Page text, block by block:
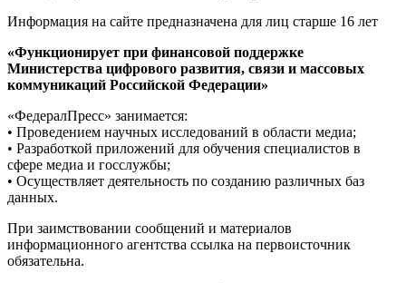
Информация на сайте предназначена для лиц старше 16 лет
«Функционирует при финансовой поддержке
Министерства цифрового развития, связи и массовых
коммуникаций Российской Федерации»
«ФедералПресс» занимается:
• Проведением научных исследований в области медиа;
• Разработкой приложений для обучения специалистов в
сфере медиа и госслужбы;
• Осуществляет деятельность по созданию различных баз
данных.
При заимствовании сообщений и материалов
информационного агентства ссылка на первоисточник
обязательна.